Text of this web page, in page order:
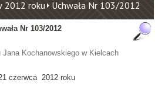
2012 roku Uchwała Nr 103/2012
Nr 103/2012
Jana Kochanowskiego w Kielcach
czerwca 2012 roku